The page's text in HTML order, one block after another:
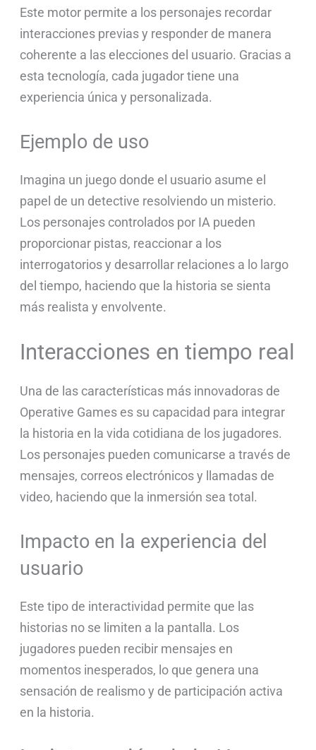
Este motor permite a los personajes recordar
interacciones previas y responder de manera
coherente a las elecciones del usuario. Gracias a
esta tecnología, cada jugador tiene una
experiencia única y personalizada.
Ejemplo de uso
Imagina un juego donde el usuario asume el
papel de un detective resolviendo un misterio.
Los personajes controlados por IA pueden
proporcionar pistas, reaccionar a los
interrogatorios y desarrollar relaciones a lo largo
del tiempo, haciendo que la historia se sienta
más realista y envolvente.
Interacciones en tiempo real
Una de las características más innovadoras de
Operative Games es su capacidad para integrar
la historia en la vida cotidiana de los jugadores.
Los personajes pueden comunicarse a través de
mensajes, correos electrónicos y llamadas de
video, haciendo que la inmersión sea total.
Impacto en la experiencia del
usuario
Este tipo de interactividad permite que las
historias no se limiten a la pantalla. Los
jugadores pueden recibir mensajes en
momentos inesperados, lo que genera una
sensación de realismo y de participación activa
en la historia.